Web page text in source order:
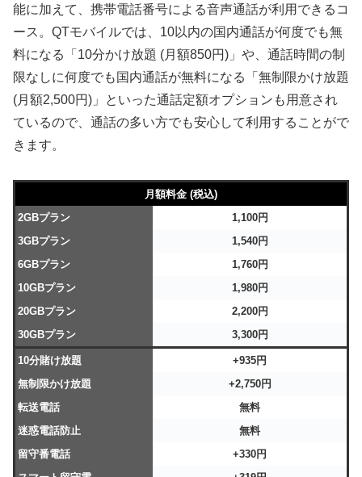
能に加えて、携帯電話番号による音声通話が利用できるコ
ース。QTモバイルでは、10以内の国内通話が何度でも無
料になる「10分かけ放題 (月額850円)」や、通話時間の制
限なしに何度でも国内通話が無料になる「無制限かけ放題
(月額2,500円)」といった通話定額オプションも用意され
ているので、通話の多い方でも安心して利用することがで
きます。
月額料金 (税込)
2GBプラン
1,100円
3GBプラン
1,540円
6GBプラン
1,760円
10GBプラン
1,980円
20GBプラン
2,200円
30GBプラン
3,300円
10分賭け放題
+935円
無制限かけ放題
+2,750円
転送電話
無料
迷惑電話防止
無料
留守番電話
+330円